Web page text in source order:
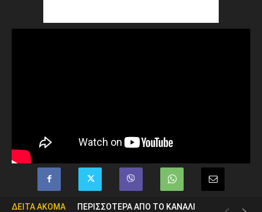
ΔΕΙΤΑ ΑΚΟΜΑ ΠΕΡΙΣΣΟΤΕΡΑ ΑΠΟ ΤΟ ΚΑΝΑΛΙ